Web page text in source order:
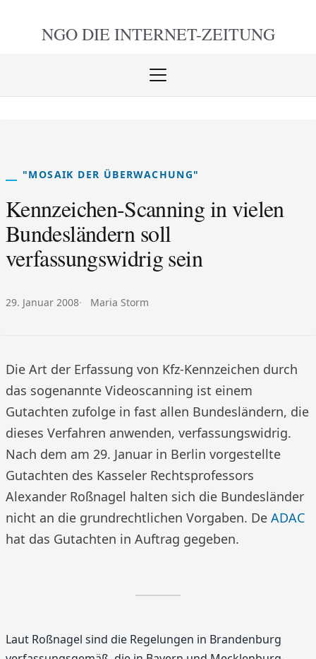
NGO DIE INTERNET-ZEITUNG
Menü
"MOSAIK DER ÜBERWACHUNG"
Kennzeichen-Scanning in vielen
Bundesländern soll
verfassungswidrig sein
Veröffentlicht am:
29. Januar 2008 Autor:
Maria Storm
Die Art der Erfassung von Kfz-Kennzeichen durch
das sogenannte Videoscanning ist einem
Gutachten zufolge in fast allen Bundesländern, die
dieses Verfahren anwenden, verfassungswidrig.
Nach dem am 29. Januar in Berlin vorgestellte
Gutachten des Kasseler Rechtsprofessors
Alexander Roßnagel halten sich die Bundesländer
nicht an die grundrechtlichen Vorgaben. De ADAC
hat das Gutachten in Auftrag gegeben.
Laut Roßnagel sind die Regelungen in Brandenburg